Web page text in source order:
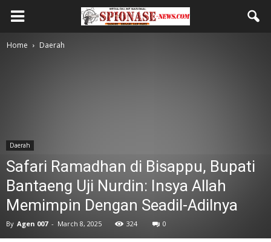
Home Daerah
Daerah
Safari Ramadhan di Bisappu, Bupati
Bantaeng Uji Nurdin: Insya Allah
Memimpin Dengan Seadil-Adilnya
By Agen 007 - March 8, 2025 324 0